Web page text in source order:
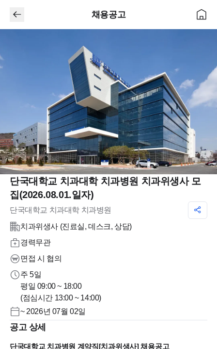
채용공고
단국대학교 치과대학 치과병원 치과위생사 모
집(2026.08.01.일자)
단국대학교 치과대학 치과병원
치과위생사 (진료실, 데스크, 상담)
경력무관
면접 시 협의
주 5일
평일 09:00 ~ 18:00
(점심시간 13:00 ~ 14:00)
~ 2026년 07월 02일
공고 상세
단국대학교 치과병원 계약직[치과위생사] 채용공고